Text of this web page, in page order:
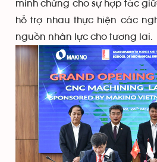
minh chứng cho sự hợp tác
hỗ trợ nhau thực hiện các
nguồn nhân lực cho tương lai.